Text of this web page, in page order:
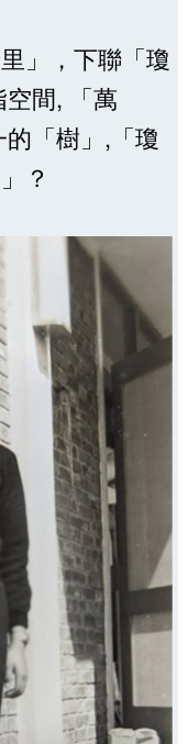
」，下聯「瓊
間, 「萬
「樹」,「瓊
？